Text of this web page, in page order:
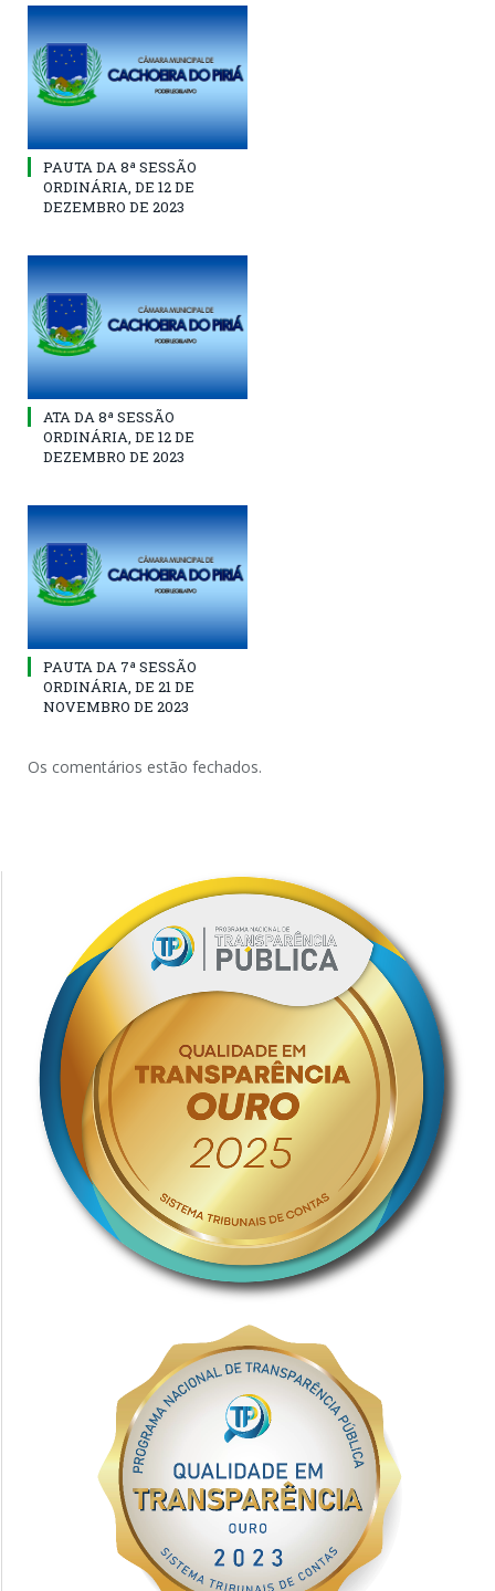
PAUTA DA 8ª SESSÃO
ORDINÁRIA, DE 12 DE
DEZEMBRO DE 2023
ATA DA 8ª SESSÃO
ORDINÁRIA, DE 12 DE
DEZEMBRO DE 2023
PAUTA DA 7ª SESSÃO
ORDINÁRIA, DE 21 DE
NOVEMBRO DE 2023
Os comentários estão fechados.